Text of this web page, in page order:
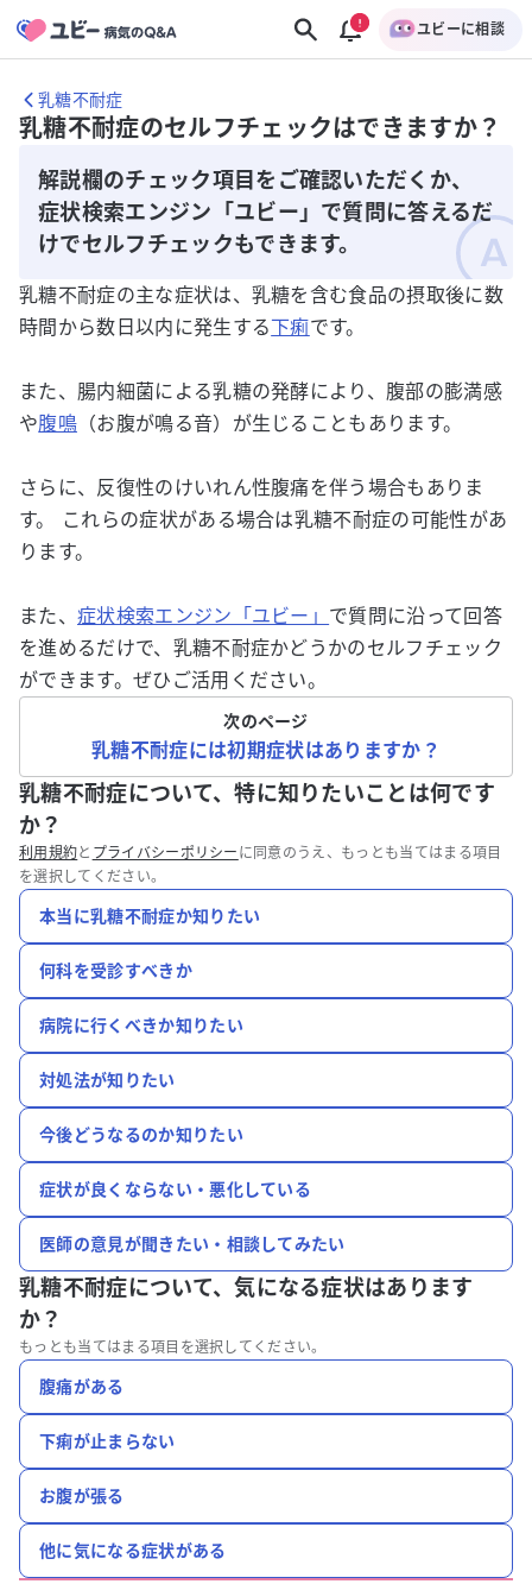
ユビーに相談
乳糖不耐症
乳糖不耐症のセルフチェックはできますか？
解説欄のチェック項目をご確認いただくか、
症状検索エンジン「ユビー」で質問に答えるだ
けでセルフチェックもできます。
乳糖不耐症の主な症状は、乳糖を含む食品の摂取後に数
時間から数日以内に発生する下痢です。
また、腸内細菌による乳糖の発酵により、腹部の膨満感
や腹鳴（お腹が鳴る音）が生じることもあります。
さらに、反復性のけいれん性腹痛を伴う場合もありま
す。 これらの症状がある場合は乳糖不耐症の可能性があ
ります。
また、 症状検索エンジン「ユビー」 で質問に沿って回答
を進めるだけで、乳糖不耐症かどうかのセルフチェック
ができます。ぜひご活用ください。
次のページ
乳糖不耐症には初期症状はありますか？
乳糖不耐症について、特に知りたいことは何です
か？
利用規約と プライバシーポリシー に同意のうえ、もっとも当てはまる項目
を選択してください。
本当に乳糖不耐症か知りたい
何科を受診すべきか
病院に行くべきか知りたい
対処法が知りたい
今後どうなるのか知りたい
症状が良くならない・悪化している
医師の意見が聞きたい・相談してみたい
乳糖不耐症について、気になる症状はあります
か？
もっとも当てはまる項目を選択してください。
腹痛がある
下痢が止まらない
お腹が張る
他に気になる症状がある